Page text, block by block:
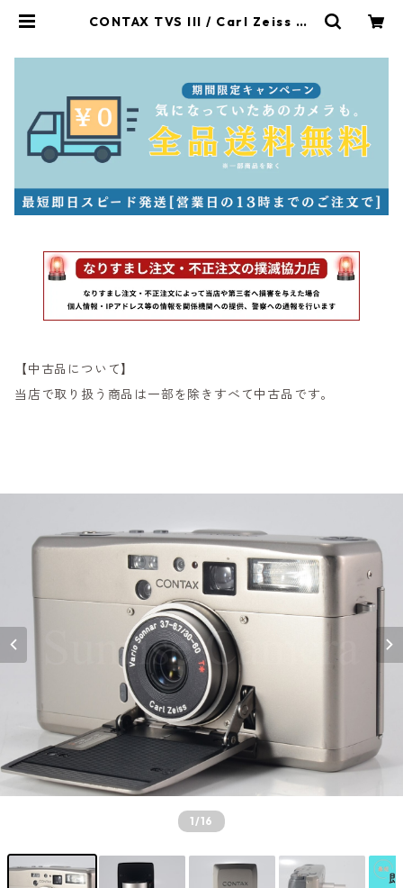
CONTAX TVS III / Carl Zeiss Va
ルドレンズ専門店
【中古品について】
当店で取り扱う商品は一部を除きすべて中古品です。
1/16